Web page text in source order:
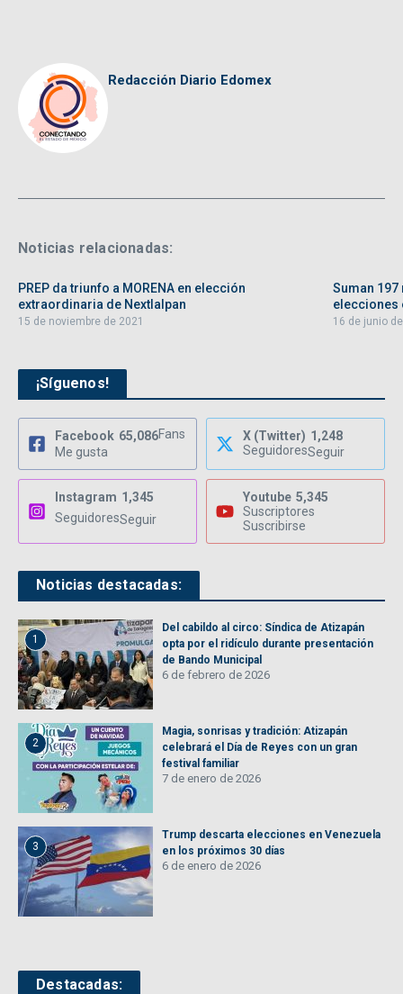
Redacción Diario Edomex
Noticias relacionadas:
PREP da triunfo a MORENA en elección
extraordinaria de Nextlalpan
15 de noviembre de 2021
Suman
elecciones
16 de junio
¡Síguenos!
Facebook 65,086Fans
Me gusta
X (Twitter) 1,248
SeguidoresSeguir
Instagram 1,345
SeguidoresSeguir
Youtube 5,345
Suscriptores
Suscribirse
Noticias destacadas:
1
Del cabildo al circo: Síndica de Atizapán
opta por el ridículo durante presentación
de Bando Municipal
6 de febrero de 2026
2
Magia, sonrisas y tradición: Atizapán
celebrará el Día de Reyes con un gran
festival familiar
7 de enero de 2026
3
Trump descarta elecciones en Venezuela
en los próximos 30 días
6 de enero de 2026
Destacadas: